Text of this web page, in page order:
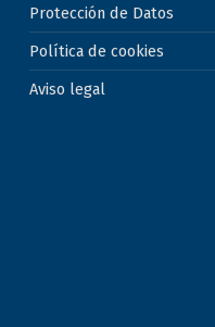
Protección de Datos
Política de cookies
Aviso legal